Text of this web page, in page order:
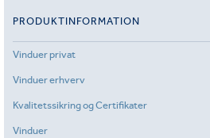
PRODUKTINFORMATION
Vinduer privat
Vinduer erhverv
Kvalitetssikring og Certifikater
Vinduer